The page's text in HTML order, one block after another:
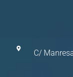
C/